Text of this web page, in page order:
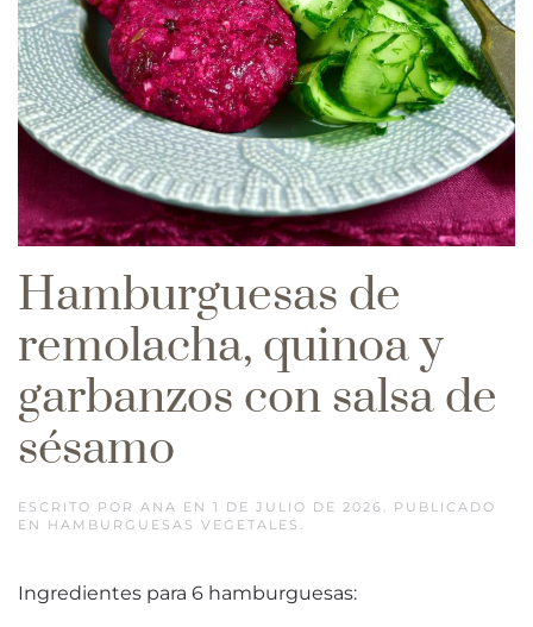
Hamburguesas de
remolacha, quinoa y
garbanzos con salsa de
sésamo
ESCRITO POR ANA EN 1 DE JULIO DE 2026 . PUBLICADO
EN HAMBURGUESAS VEGETALES .
Ingredientes para 6 hamburguesas: